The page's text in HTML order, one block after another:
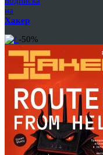
на
Хакер
-50%